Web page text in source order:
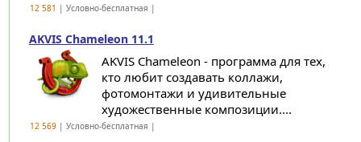
12 581 | Условно-бесплатная |
AKVIS Chameleon 11.1
AKVIS Chameleon - программа для тех,
кто любит создавать коллажи,
фотомонтажи и удивительные
художественные композиции....
12 569| Условно-бесплатная |